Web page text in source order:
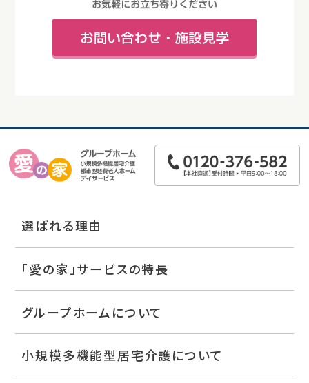
選ばれる理由
「愛の家」サービスの特長
グループホームについて
小規模多機能型居宅介護について